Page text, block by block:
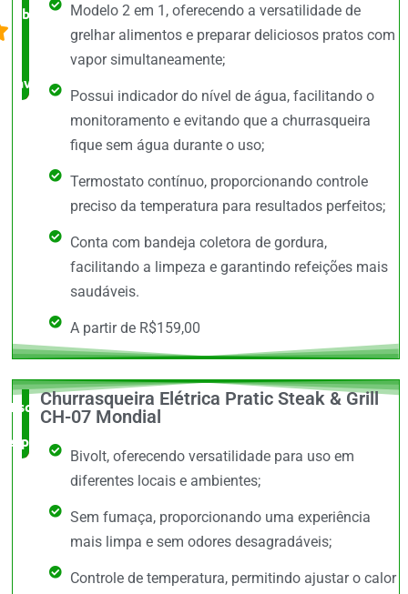
barato,
avaliado!
Modelo 2 em 1, oferecendo a versatilidade de
grelhar alimentos e preparar deliciosos pratos com
vapor simultaneamente;
Possui indicador do nível de água, facilitando o
monitoramento e evitando que a churrasqueira
fique sem água durante o uso;
Termostato contínuo, proporcionando controle
preciso da temperatura para resultados perfeitos;
Conta com bandeja coletora de gordura,
facilitando a limpeza e garantindo refeições mais
saudáveis.
A partir de R$159,00
Escolha do
especialista
Churrasqueira Elétrica Pratic Steak & Grill
CH-07 Mondial
Bivolt, oferecendo versatilidade para uso em
diferentes locais e ambientes;
Sem fumaça, proporcionando uma experiência
mais limpa e sem odores desagradáveis;
Controle de temperatura, permitindo ajustar o calor